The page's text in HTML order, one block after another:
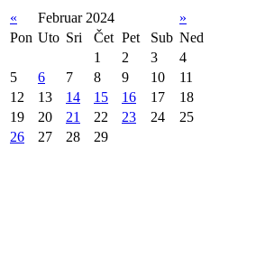
« Februar 2024
»
Pon Uto Sri Čet Pet Sub Ned
1
2 3
4
5
6 7 8 9 10
11
12
13 14 15 16 17
18
19
20 21 22 23 24
25
26
27 28 29